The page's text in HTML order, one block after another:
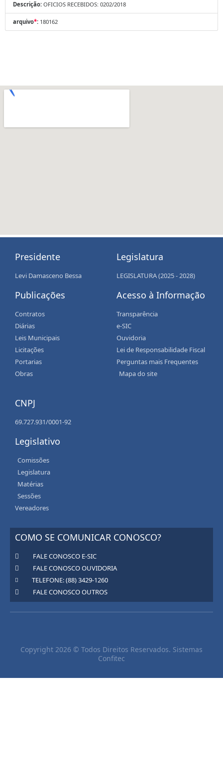
Descrição: OFICIOS RECEBIDOS: 0202/2018
arquivo*: 180162
Presidente
Levi Damasceno Bessa
Publicações
Contratos
Diárias
Leis Municipais
Licitações
Portarias
Obras
Legislatura
LEGISLATURA (2025 - 2028)
Acesso à Informação
Transparência
e-SIC
Ouvidoria
Lei de Responsabilidade Fiscal
Perguntas mais Frequentes
Mapa do site
CNPJ
69.727.931/0001-92
Legislativo
Comissões
Legislatura
Matérias
Sessões
Vereadores
COMO SE COMUNICAR CONOSCO?
FALE CONOSCO E-SIC
FALE CONOSCO OUVIDORIA
TELEFONE: (88) 3429-1260
FALE CONOSCO OUTROS
Copyright 2026 © Todos Direitos Reservados. Sistemas
Confitec